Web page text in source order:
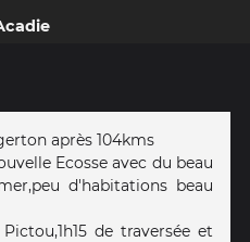
après 104kms
Ecosse avec du beau
d'habitations beau
de traversée et